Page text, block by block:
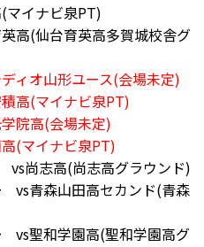
イナビ泉PT)
(仙台育英高多賀城校舎グ
オ山形ユース(会場未定)
高(マイナビ泉PT)
院高(会場未定)
(マイナビ泉PT)
尚志高(尚志高グラウンド)
青森山田高セカンド(青森
聖和学園高(聖和学園高グ